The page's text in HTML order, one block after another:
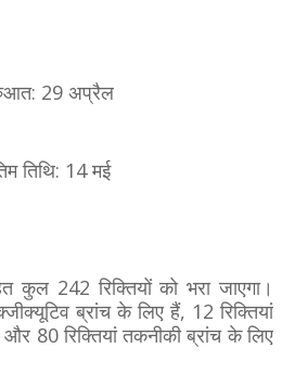
29 अप्रैल
तिथि: 14 मई
कुल 242 रिक्तियों को भरा जाएगा।
ब्रांच के लिए हैं, 12 रिक्तियां
80 रिक्तियां तकनीकी ब्रांच के लिए